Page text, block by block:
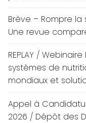
Brève – Rompre
Une revue
REPLAY / Webinaire
systèmes de
mondiaux et
Appel à
2026 / Dépôt des